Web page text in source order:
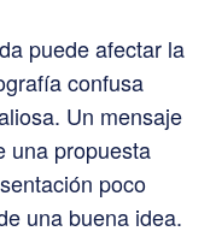
puede afectar la
confusa
Un mensaje
una propuesta
poco
una buena idea.